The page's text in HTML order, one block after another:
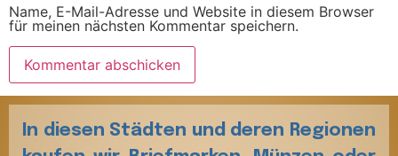
Name, E-Mail-Adresse und Website in diesem Browser
für meinen nächsten Kommentar speichern.
In diesen Städten und deren Regionen